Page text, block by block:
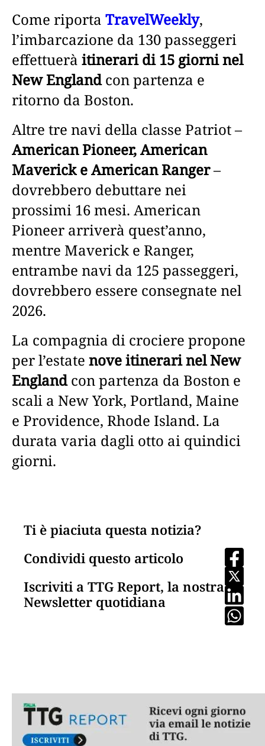
Come riporta TravelWeekly,
l’imbarcazione da 130 passeggeri
effettuerà itinerari di 15 giorni nel
New Englandcon partenza e
ritorno da Boston.
Altre tre navi della classe Patriot –
American Pioneer, American
Maverick e American Ranger–
dovrebbero debuttare nei
prossimi 16 mesi. American
Pioneer arriverà quest’anno,
mentre Maverick e Ranger,
entrambe navi da 125 passeggeri,
dovrebbero essere consegnate nel
2026.
La compagnia di crociere propone
per l’estate nove itinerari nel New
Englandcon partenza da Boston e
scali a New York, Portland, Maine
e Providence, Rhode Island. La
durata varia dagli otto ai quindici
giorni.
Ti è piaciuta questa notizia?
Condividi questo articolo
Iscriviti a TTG Report, la nostra
Newsletter quotidiana